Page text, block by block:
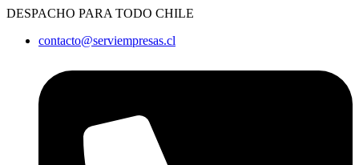
Ir
contenido
DESPACHO PARA TODO CHILE
contacto@serviempresas.cl